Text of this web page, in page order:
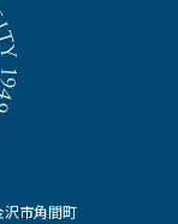
市角間町